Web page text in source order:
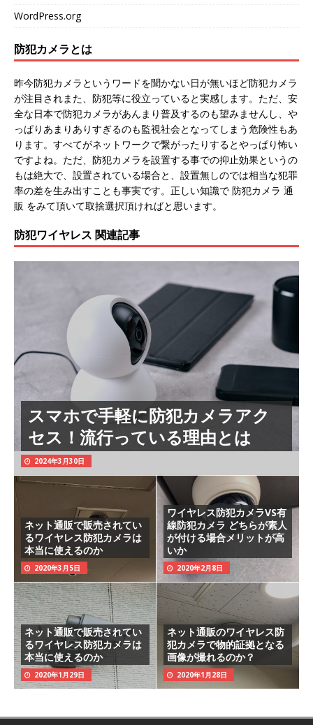
WordPress.org
防犯カメラとは
昨今防犯カメラというワードを聞かない日が無いほど防犯カメラ
が注目されまた、防犯等に役立っていると実感します。ただ、安
全な日本で防犯カメラがあんまり普及するのも望みませんし、や
っぱりあまりありすぎるのも監視社会となってしまう危険性もあ
ります。すべてがネットワークで繋がったりするとやっぱり怖い
ですよね。ただ、防犯カメラを設置する事での抑止効果というの
もは絶大で、設置されている場合と、設置無しのでは相当な犯罪
率の差を生み出すことも事実です。正しい知識で 防犯カメラ 通
販 をみて頂いて取捨選択頂ければと思います。
防犯ワイヤレス 関連記事
スマホで手軽に防犯カメラアク
セス！流行っている理由とは
2024年3月30日
ネット通販で販売されてい
るワイヤレス防犯カメラは
本当に使えるのか
2020年3月5日
ワイヤレス防犯カメラVS有
線防犯カメラ どちらが素人
が付ける場合メリットが高
いか
2020年2月8日
ネット通販で販売されてい
るワイヤレス防犯カメラは
本当に使えるのか
2020年1月29日
ネット通販のワイヤレス防
犯カメラで物的証拠となる
画像が撮れるのか？
2020年1月28日